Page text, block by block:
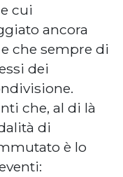
cui
ancora
che sempre di
dei
che, al di là
di
è lo